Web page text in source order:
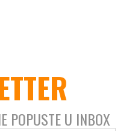
POPUSTE U INBOX